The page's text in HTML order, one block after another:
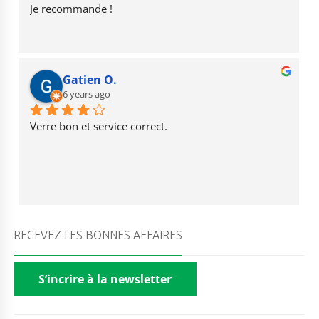
Je recommande !
Gatien O.
6 years ago
Verre bon et service correct.
RECEVEZ LES BONNES AFFAIRES
S’incrire à la newsletter